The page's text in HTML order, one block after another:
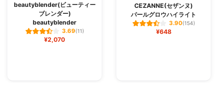
beautyblender(ビューティー
ブレンダー)
beautyblender
3.69(11)
¥2,070
CEZANNE(セザンヌ)
パールグロウハイライト
3.90(154)
¥648